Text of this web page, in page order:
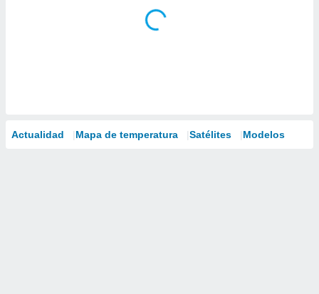
Actualidad Mapa de temperatura Satélites Modelos